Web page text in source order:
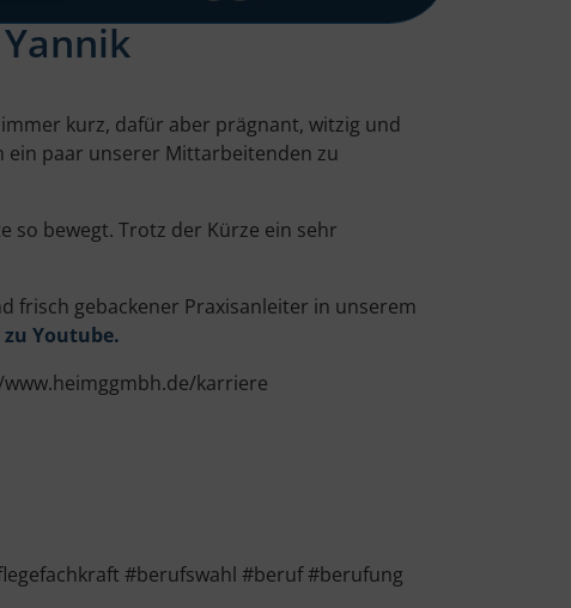
immer kurz, dafür aber prägnant, witzig und
ein paar unserer Mittarbeitenden zu
so bewegt. Trotz der Kürze ein sehr
frisch gebackener Praxisanleiter in unserem
Youtube.
karriere
#berufswahl #beruf #berufung